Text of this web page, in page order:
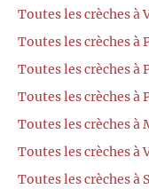
Toutes les crèches à
Toutes les crèches à
Toutes les crèches à
Toutes les crèches
Toutes les crèches à
Toutes les crèches
Toutes les crèches